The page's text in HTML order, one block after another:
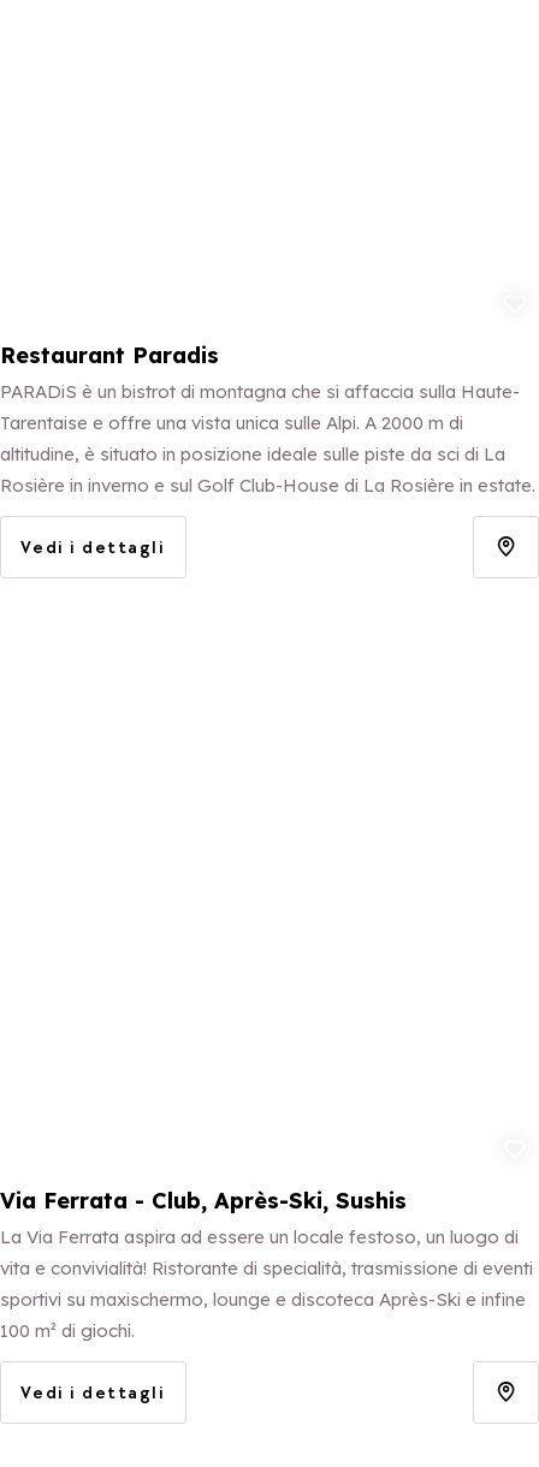
Restaurant Paradis
PARADiS è un bistrot di montagna che si affaccia sulla Haute-
Tarentaise e offre una vista unica sulle Alpi. A 2000 m di
altitudine, è situato in posizione ideale sulle piste da sci di La
Rosière in inverno e sul Golf Club-House di La Rosière in estate.
Vedi i dettagli
Via Ferrata - Club, Après-Ski, Sushis
La Via Ferrata aspira ad essere un locale festoso, un luogo di
vita e convivialità! Ristorante di specialità, trasmissione di eventi
sportivi su maxischermo, lounge e discoteca Après-Ski e infine
100 m² di giochi.
Vedi i dettagli